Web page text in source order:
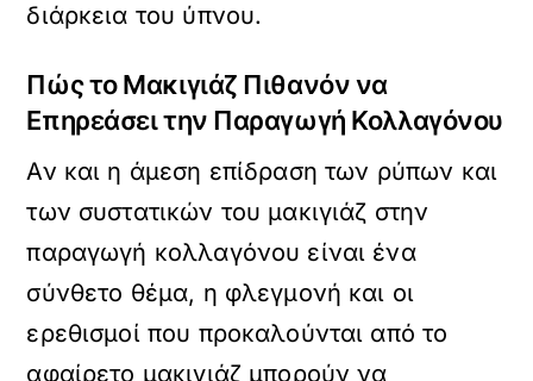
διάρκεια του ύπνου.
Πώς το Μακιγιάζ Πιθανόν να
Επηρεάσει την Παραγωγή Κολλαγόνου
Αν και η άμεση επίδραση των ρύπων και
των συστατικών του μακιγιάζ στην
παραγωγή κολλαγόνου είναι ένα
σύνθετο θέμα, η φλεγμονή και οι
ερεθισμοί που προκαλούνται από το
αφαίρετο μακιγιάζ μπορούν να